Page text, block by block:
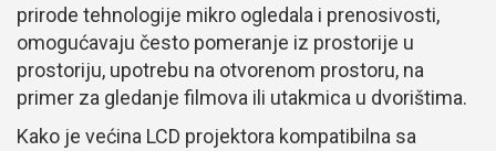
prirode tehnologije mikro ogledala i prenosivosti,
omogućavaju često pomeranje iz prostorije u
prostoriju, upotrebu na otvorenom prostoru, na
primer za gledanje filmova ili utakmica u dvorištima.
Kako je većina LCD projektora kompatibilna sa